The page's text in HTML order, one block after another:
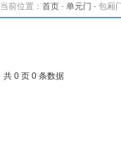
当前位置： 首页- 单元门 - 包厢
共 0 页 0 条数据